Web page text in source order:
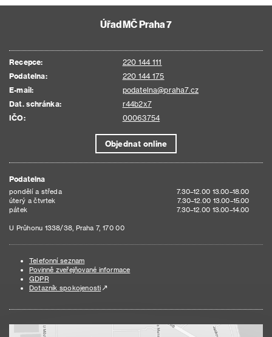
Úřad MČ Praha 7
Recepce:
220 144 111
Podatelna:
220 144 175
E-mail:
podatelna@praha7.cz
Dat. schránka:
r44b2x7
IČO:
00063754
Objednat online
Podatelna
pondělí a středa
7.30–12.00 13.00–18.00
úterý a čtvrtek
7.30–12.00 13.00–15.00
pátek
7.30–12.00 13.00–14.00
U Průhonu 1338/38, Praha 7, 170 00
Telefonní seznam
Povinně zveřejňované informace
GDPR
Dotazník spokojenosti